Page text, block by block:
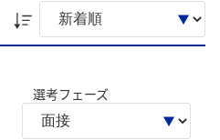
選考フェーズ